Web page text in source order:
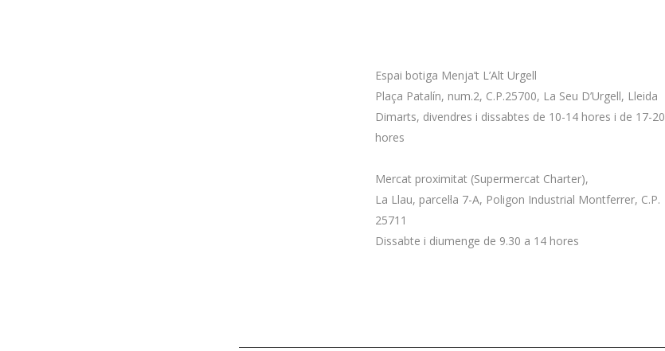
Espai botiga Menja’t L’Alt Urgell
Plaça Patalín, num.2, C.P.25700, La Seu D’Urgell, Lleida
Dimarts, divendres i dissabtes de 10-14 hores i de 17-20
hores
Mercat proximitat (Supermercat Charter),
La Llau, parcel·la 7-A, Poligon Industrial Montferrer, C.P.
25711
Dissabte i diumenge de 9.30 a 14 hores